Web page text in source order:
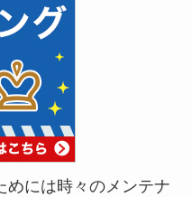
めには時々のメンテナ